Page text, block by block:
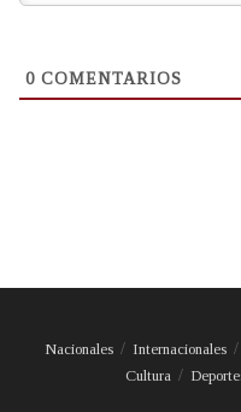
0 COMENTARIOS
Nacionales Internacionales
Cultura